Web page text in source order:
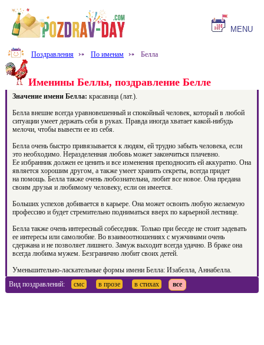
MENU
Поздравления ⤐ По именам ⤐ Белла
Именины Беллы, поздравление Белле
Значение имени Белла: красавица (лат.).
Белла внешне всегда уравновешенный и спокойный человек, который в любой
ситуации умеет держать себя в руках. Правда иногда хватает какой-нибудь
мелочи, чтобы вывести ее из себя.
Белла очень быстро привязывается к людям, ей трудно забыть человека, если
это необходимо. Неразделенная любовь может закончиться плачевно.
Ее избранник должен ее ценить и все изменения преподносить ей аккуратно. Она
является хорошим другом, а также умеет хранить секреты, всегда придет
на помощь. Белла также очень любознательна, любит все новое. Она предана
своим друзья и любимому человеку, если он имеется.
Больших успехов добивается в карьере. Она может освоить любую желаемую
профессию и будет стремительно подниматься вверх по карьерной лестнице.
Белла также очень интересный собеседник. Только при беседе не стоит задевать
ее интересы или самолюбие. Во взаимоотношениях с мужчинами очень
сдержана и не позволяет лишнего. Замуж выходит всегда удачно. В браке она
всегда любима мужем. Безгранично любит своих детей.
Уменьшительно-ласкательные формы имени Белла: Изабелла, Аннабелла.
Вид поздравлений:
смс в прозе в стихах все